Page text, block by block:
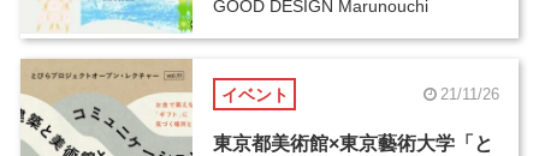
GOOD DESIGN Marunouchi
イベント 21/11/26
東京都美術館×東京藝術大学「と